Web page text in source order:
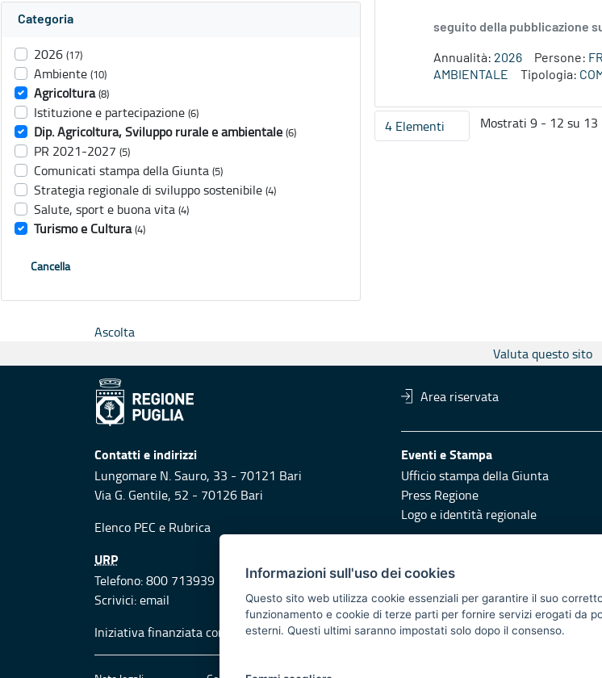
Categoria
2026 (17)
Ambiente (10)
Agricoltura (8)
Istituzione e partecipazione (6)
Dip. Agricoltura, Sviluppo rurale e ambientale (6)
PR 2021-2027 (5)
Comunicati stampa della Giunta (5)
Strategia regionale di sviluppo sostenibile (4)
Salute, sport e buona vita (4)
Turismo e Cultura (4)
Cancella
seguito della pubblicazione
Annualità: 2026 Persone:
AMBIENTALE
Tipologia:
4 ElementiPer pagina
Mostrati 9 - 12 su
Ascolta
Valuta questo sito
Area riservata
Contatti e indirizzi
Lungomare N. Sauro, 33 - 70121 Bari
Via G. Gentile, 52 - 70126 Bari
Elenco PEC e Rubrica
Eventi e Stampa
Ufficio stampa della Giunta
Press Regione
Logo e identità regionale
URP
Telefono: 800 713939
Scrivici:email
Responsabili di pubblicazione
Iniziativa finanziata con risorse del POR Puglia 2014/2020 - Asse XI
Informazioni sull'uso dei cookies
Questo sito web utilizza cookie essenziali per garantire il suo
funzionamento e cookie di terze parti per fornire servizi erogati da
esterni. Questi ultimi saranno impostati solo dopo il consenso.